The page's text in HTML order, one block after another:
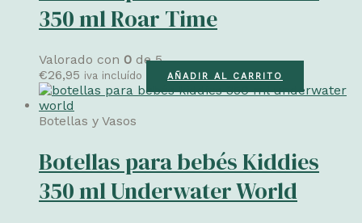
350 ml Roar Time
Valorado con 0 de 5
€26,95 iva incluído AÑADIR AL CARRITO
Botellas y Vasos
Botellas para bebés Kiddies
350 ml Underwater World